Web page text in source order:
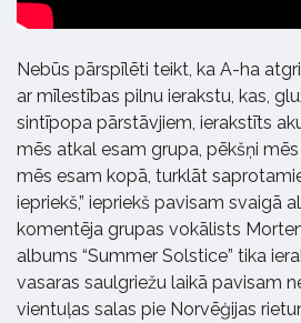
Nebūs pārspīlēti teikt, ka A-ha
ar mīlestības pilnu ierakstu, kas,
sintīpopa pārstāvjiem, ierakstīts
mēs atkal esam grupa, pēkšņi
mēs esam kopā, turklāt
iepriekš,” iepriekš pavisam svaigā
komentēja grupas vokālists
albums “Summer Solstice” tika
vasaras saulgriežu laikā pavisam
vientuļas salas pie Norvēģijas